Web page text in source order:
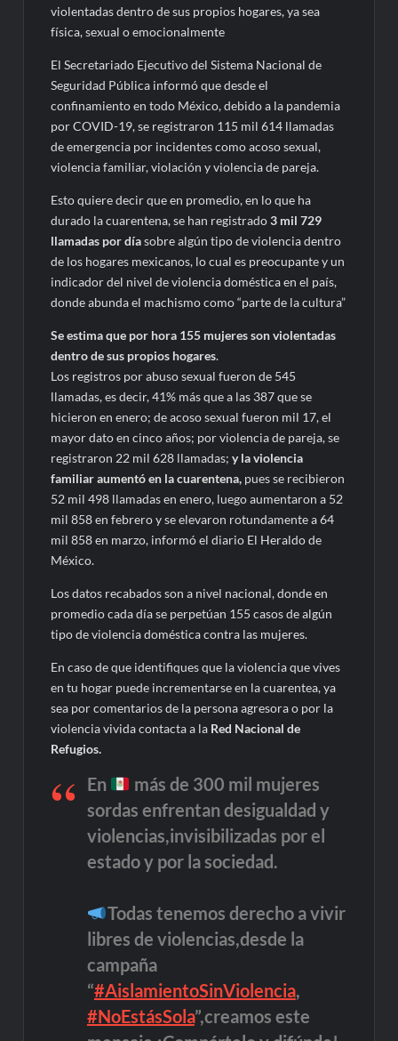
violentadas dentro de sus propios hogares, ya sea
física, sexual o emocionalmente
El Secretariado Ejecutivo del Sistema Nacional de
Seguridad Pública informó que desde el
confinamiento en todo México, debido a la pandemia
por COVID-19, se registraron 115 mil 614 llamadas
de emergencia por incidentes como acoso sexual,
violencia familiar, violación y violencia de pareja.
Esto quiere decir que en promedio, en lo que ha
durado la cuarentena, se han registrado3 mil 729
llamadas por díasobre algún tipo de violencia dentro
de los hogares mexicanos, lo cual es preocupante y un
indicador del nivel de violencia doméstica en el país,
donde abunda el machismo como “parte de la cultura”
Se estima que por hora 155 mujeres son violentadas
dentro de sus propios hogares.
Los registros por abuso sexual fueron de 545
llamadas, es decir, 41% más que a las 387 que se
hicieron en enero; de acoso sexual fueron mil 17, el
mayor dato en cinco años; por violencia de pareja, se
registraron 22 mil 628 llamadas; y la violencia
familiar aumentó en la cuarentena, pues se recibieron
52 mil 498 llamadas en enero, luego aumentaron a 52
mil 858 en febrero y se elevaron rotundamente a 64
mil 858 en marzo, informó el diario El Heraldo de
México.
Los datos recabados son a nivel nacional, donde en
promedio cada día se perpetúan 155 casos de algún
tipo de violencia doméstica contra las mujeres.
En caso de que identifiques que la violencia que vives
en tu hogar puede incrementarse en la cuarentea, ya
sea por comentarios de la persona agresora o por la
violencia vivida contacta a la Red Nacional de
Refugios.
En
más de 300 mil mujeres
sordas enfrentan desigualdad y
violencias,invisibilizadas por el
estado y por la sociedad.
Todas tenemos derecho a vivir
libres de violencias,desde la
campaña
“#AislamientoSinViolencia,
#NoEstásSola”,creamos este